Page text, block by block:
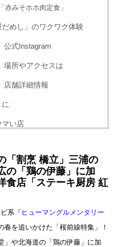
赤みそホホ肉定食」
めし」のワクワク体験
公式Instagram
場所やアクセスは
店舗詳細情報
マい店
「割烹 橋立」三浦の
の「鶏の伊藤」に加
食店「ステーキ厨房 紅
系 『ヒューマングルメンタリー
春を追いかけた「桜前線特集」！
」や北海道の「鶏の伊藤」に加